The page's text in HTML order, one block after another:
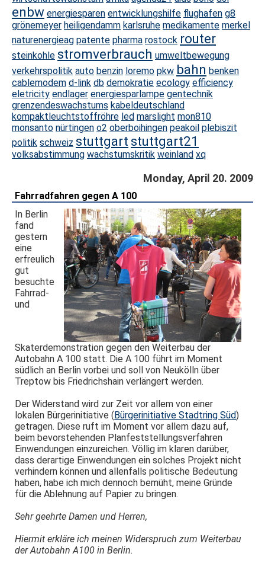
enbw energiesparen entwicklungshilfe flughafen g8
grönemeyer heiligendamm karlsruhe medikamente merkel
naturenergieag patente pharma rostock router
steinkohle stromverbrauch umweltbewegung
verkehrspolitik auto benzin loremo pkw bahn benken
cablemodem d-link db demokratie ecology efficiency
eletricity endlager energiesparlampe gentechnik
grenzendeswachstums kabeldeutschland
kompaktleuchtstoffröhre led marslight mon810
monsanto nürtingen o2 oberboihingen peakoil plebiszit
politik schweiz stuttgart stuttgart21
volksabstimmung wachstumskritik weinland xq
Monday, April 20. 2009
Fahrradfahren gegen A 100
In Berlin
fand
gestern
eine
erfreulich
gut
besuchte
Fahrrad-
und
Skaterdemonstration gegen den Weiterbau der
Autobahn A 100 statt. Die A 100 führt im Moment
südlich an Berlin vorbei und soll von Neukölln über
Treptow bis Friedrichshain verlängert werden.
Der Widerstand wird zur Zeit vor allem von einer
lokalen Bürgerinitiative (Bürgerinitiative Stadtring Süd)
getragen. Diese ruft im Moment vor allem dazu auf,
beim bevorstehenden Planfeststellungsverfahren
Einwendungen einzureichen. Völlig im klaren darüber,
dass derartige Einwendungen ein solches Projekt nicht
verhindern können und allenfalls politische Bedeutung
haben, habe ich mich dennoch bemüht, meine Gründe
für die Ablehnung auf Papier zu bringen.
Sehr geehrte Damen und Herren,
Hiermit erkläre ich meinen Widerspruch zum Weiterbau
der Autobahn A100 in Berlin.